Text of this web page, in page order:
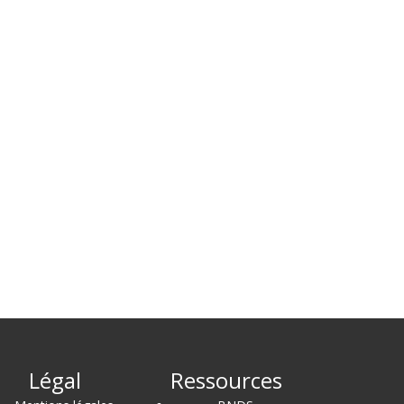
Légal Ressources